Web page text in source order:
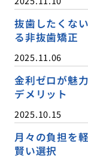
抜歯したくな
る非抜歯矯正
2025.11.06
金利ゼロが魅
デメリット
2025.10.15
月々の負担を
賢い選択